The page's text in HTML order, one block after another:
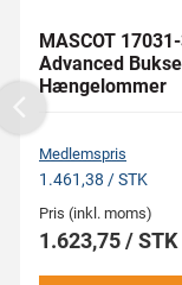
MASCOT
Advanced
Hængelommer
Medlemspris
1.461,38 / STK
Pris (inkl. moms)
1.623,75 / STK
Previous